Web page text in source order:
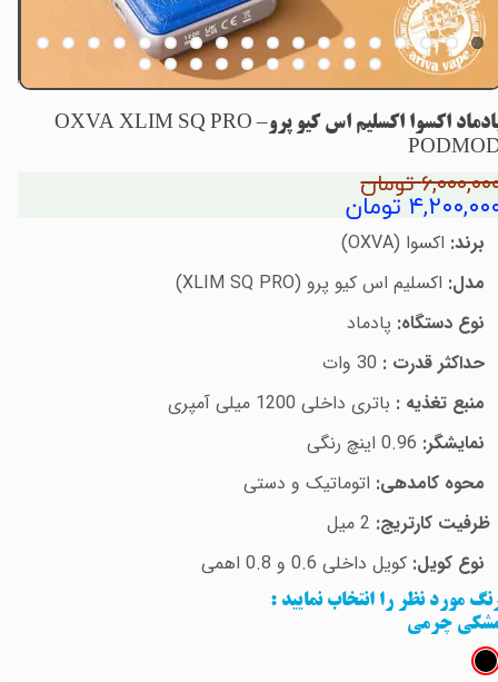
پادماد اکسوا اکسلیم اس کیو پرو– OXVA XLIM SQ PRO
تومان
تومان
برند: اکسوا (OXVA
)
مدل: اکسلیم اس کیو پرو (XLIM SQ PRO
)
دستگاه: پادماد
حداکثر قدرت :
منبع تغذیه : باتری داخلی 1200 میلی آمپری
نمایشگر:
محوه کامدهی: اتوماتیک و دستی
کارتریج:
کویل: کویل داخلی 0.6 و 0.8 اهمی
مورد نظر را انتخاب نمایید :
چرمی